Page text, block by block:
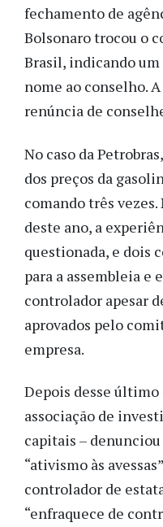
fechamento de
Bolsonaro trocou o
Brasil, indicando um
nome ao conselho.
renúncia de
No caso da
dos preços da
comando três
deste ano, a
questionada, e dois
para a assembleia e
controlador apesar
aprovados pelo
empresa.
Depois desse último
associação de
capitais –
“ativismo às
controlador de
“enfraquece de